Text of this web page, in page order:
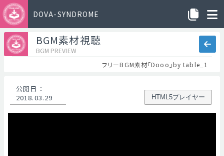
DOVA-SYNDROME
BGM素材視聴
BGM PREVIEW
フリーBGM素材「Dooo」by table_1
公開日 ：
2018.03.29
HTML5プレイヤー